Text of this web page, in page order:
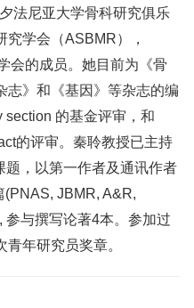
法尼亚大学骨科研究俱乐
学会（ASBMR），
会的成员。她目前为《骨
志》和《基因》等杂志的编
section 的基金评审，和
的评审。秦聆教授已主持
，以第一作者及通讯作者
JBMR, A&R,
参与撰写论著4本。参加过
年研究员奖章。